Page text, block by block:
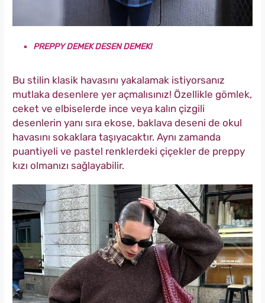
PREPPY DEMEK DESEN DEMEK!
Bu stilin klasik havasını yakalamak istiyorsanız
mutlaka desenlere yer açmalısınız! Özellikle gömlek,
ceket ve elbiselerde ince veya kalın çizgili
desenlerin yanı sıra ekose, baklava deseni de okul
havasını sokaklara taşıyacaktır. Aynı zamanda
puantiyeli ve pastel renklerdeki çiçekler de preppy
kızı olmanızı sağlayabilir.